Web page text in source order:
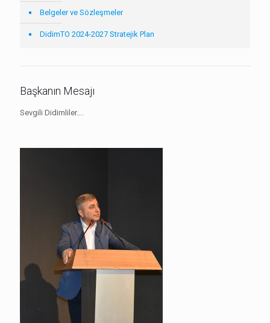
Belgeler ve Sözleşmeler
DidimTO 2024-2027 Stratejik Plan
Başkanın Mesajı
Sevgili Didimliler….